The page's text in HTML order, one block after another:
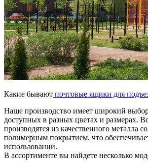
Какие бывают почтовые ящики для
Наше производство имеет широкий
доступных в разных цветах и размерах.
производятся из качественного металла
полимерным покрытием, что
использовании.
В ассортименте вы найдете несколько